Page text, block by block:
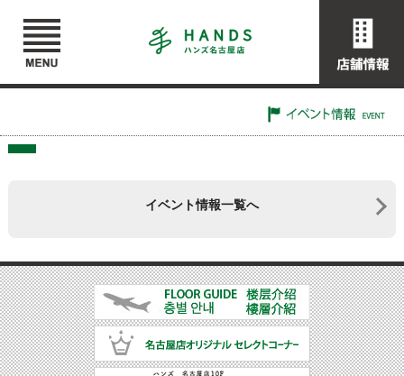
イベント情報一覧へ